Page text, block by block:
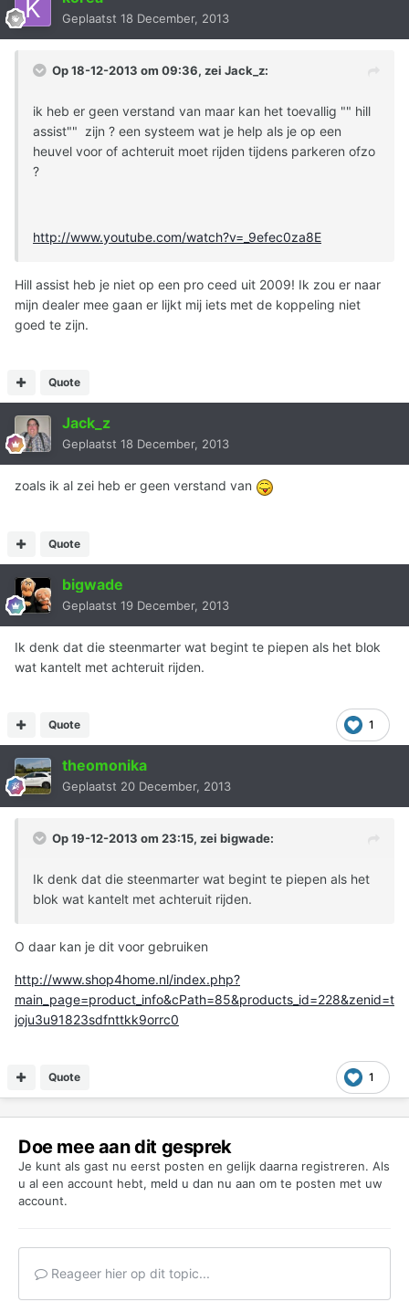
Geplaatst 18 December, 2013
Op 18-12-2013 om 09:36, zei Jack_z:
ik heb er geen verstand van maar kan het toevallig "" hill
assist"" zijn ? een systeem wat je help als je op een
heuvel voor of achteruit moet rijden tijdens parkeren ofzo
?
http://www.youtube.com/watch?v=_9efec0za8E
Hill assist heb je niet op een pro ceed uit 2009! Ik zou er naar
mijn dealer mee gaan er lijkt mij iets met de koppeling niet
goed te zijn.
Quote
Jack_z
Geplaatst 18 December, 2013
zoals ik al zei heb er geen verstand van
Quote
bigwade
Geplaatst 19 December, 2013
Ik denk dat die steenmarter wat begint te piepen als het blok
wat kantelt met achteruit rijden.
1
Quote
theomonika
Geplaatst 20 December, 2013
Op 19-12-2013 om 23:15, zei bigwade:
Ik denk dat die steenmarter wat begint te piepen als het
blok wat kantelt met achteruit rijden.
O daar kan je dit voor gebruiken
http://www.shop4home.nl/index.php?
main_page=product_info&cPath=85&products_id=228&zenid=t
joju3u91823sdfnttkk9orrc0
1
Quote
Doe mee aan dit gesprek
Je kunt als gast nu eerst posten en gelijk daarna registreren. Als
u al een account hebt, meld u dan nu aan om te posten met uw
account.
Reageer hier op dit topic...